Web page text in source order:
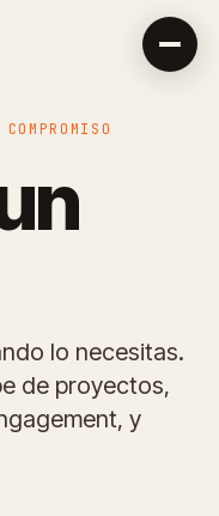
lo necesitas.
de proyectos,
y